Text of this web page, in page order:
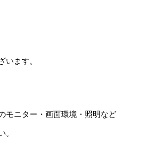
ます。
モニター・画面環境・照明など
。